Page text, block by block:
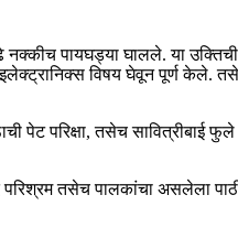
नक्कीच पायघड्या घालले. या
इलेक्ट्रानिक्स विषय घेवून पूर्ण
पेट परिक्षा, तसेच सावित्रीबाई
परिश्रम तसेच पालकांचा असलेला